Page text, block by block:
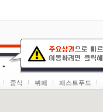
중식 뷔페 패스트푸드